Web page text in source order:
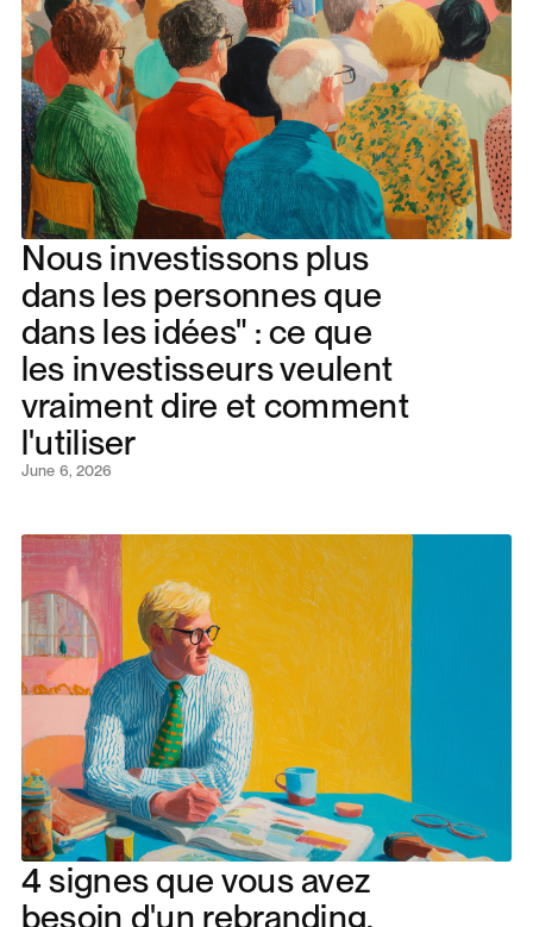
Nous investissons plus
dans les personnes que
dans les idées" : ce que
les investisseurs veulent
vraiment dire et comment
l'utiliser
June 6, 2026
4 signes que vous avez
besoin d'un rebranding.